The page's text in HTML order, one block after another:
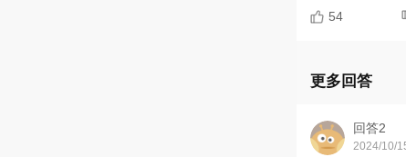
54
更多回答
回答2
2024/10/